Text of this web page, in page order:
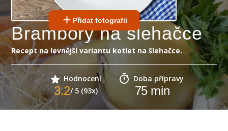
Přidat fotografii
Brambory na šlehačce
Recept na levnější variantu kotlet na šlehačce.
Hodnocení
3.2/ 5 (93x)
Doba přípravy
75min